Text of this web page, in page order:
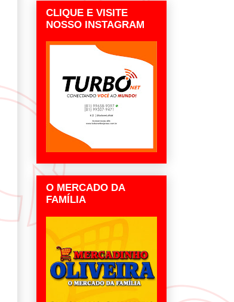
CLIQUE E VISITE
NOSSO INSTAGRAM
O MERCADO DA
FAMÍLIA